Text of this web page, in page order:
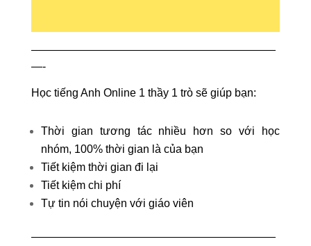
——————————————————————
—-
Học tiếng Anh Online 1 thầy 1 trò sẽ giúp bạn:
Thời gian tương tác nhiều hơn so với học
nhóm, 100% thời gian là của bạn
Tiết kiệm thời gian đi lại
Tiết kiệm chi phí
Tự tin nói chuyện với giáo viên
——————————————————————